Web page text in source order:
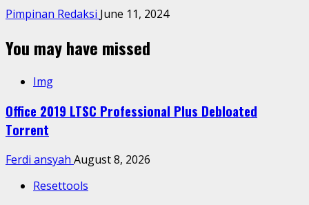
Pimpinan Redaksi June 11, 2024
You may have missed
Img
Office 2019 LTSC Professional Plus Debloated
Tоrrеnt
Ferdi ansyah August 8, 2026
Resettools